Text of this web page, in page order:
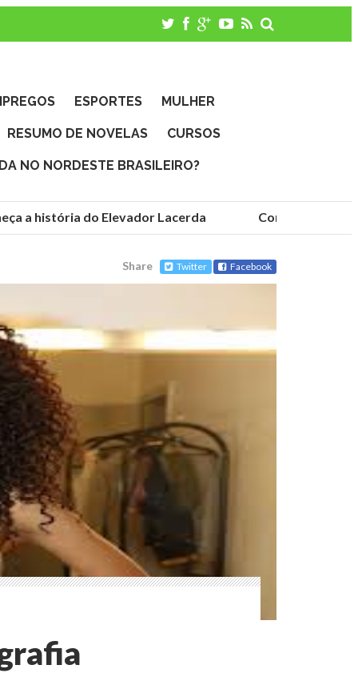
ESPORTES MULHER
RESUMO DE NOVELAS CURSOS
NO NORDESTE BRASILEIRO?
a história do Elevador Lacerda Conheça as
Share Twitter Facebook